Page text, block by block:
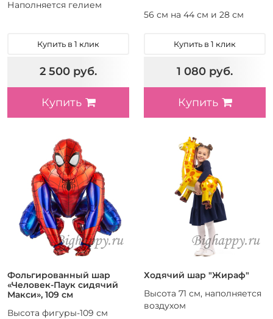
Наполняется гелием
Купить в 1 клик
2 500 руб.
Купить
56 см на 44 см и 28 см
Купить в 1 клик
1 080 руб.
Купить
Фольгированный шар
«Человек-Паук сидячий
Макси», 109 см
Высота фигуры-109 см
Ходячий шар "Жираф"
Высота 71 см, наполняется
воздухом